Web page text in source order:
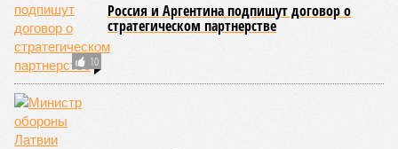
10
Россия и Аргентина подпишут договор о
стратегическом партнерстве